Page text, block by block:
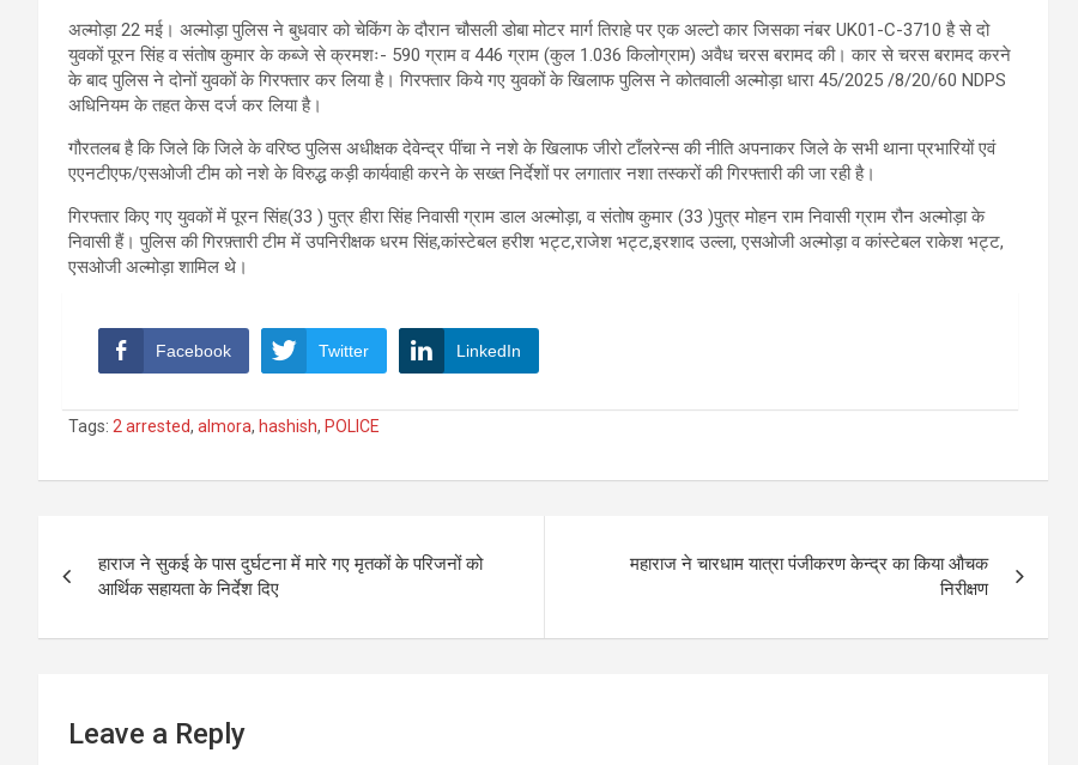
अल्मोड़ा 22 मई। अल्मोड़ा पुलिस ने बुधवार को चेकिंग के दौरान चौसली डोबा मोटर मार्ग तिराहे पर एक अल्टो कार जिसका नंबर UK01-C-3710 है से दो
युवकों पूरन सिंह व संतोष कुमार के कब्जे से क्रमशः- 590 ग्राम व 446 ग्राम (कुल 1.036 किलोग्राम) अवैध चरस बरामद की। कार से चरस बरामद करने
के बाद पुलिस ने दोनों युवकों के गिरफ्तार कर लिया है। गिरफ्तार किये गए युवकों के खिलाफ पुलिस ने कोतवाली अल्मोड़ा धारा 45/2025 /8/20/60 NDPS
अधिनियम के तहत केस दर्ज कर लिया है।
गौरतलब है कि जिले कि जिले के वरिष्ठ पुलिस अधीक्षक देवेन्द्र पींचा ने नशे के खिलाफ जीरो टाँलरेन्स की नीति अपनाकर जिले के सभी थाना प्रभारियों एवं
एएनटीएफ/एसओजी टीम को नशे के विरुद्ध कड़ी कार्यवाही करने के सख्त निर्देशों पर लगातार नशा तस्करों की गिरफ्तारी की जा रही है।
गिरफ्तार किए गए युवकों में पूरन सिंह(33 ) पुत्र हीरा सिंह निवासी ग्राम डाल अल्मोड़ा, व संतोष कुमार (33 )पुत्र मोहन राम निवासी ग्राम रौन अल्मोड़ा के
निवासी हैं। पुलिस की गिरफ़्तारी टीम में उपनिरीक्षक धरम सिंह,कांस्टेबल हरीश भट्ट,राजेश भट्ट,इरशाद उल्ला, एसओजी अल्मोड़ा व कांस्टेबल राकेश भट्ट,
एसओजी अल्मोड़ा शामिल थे।
Facebook Twitter LinkedIn
Tags: 2 arrested, almora, hashish, POLICE
navigation
हाराज ने सुकई के पास दुर्घटना में मारे गए मृतकों के परिजनों को
आर्थिक सहायता के निर्देश दिए
महाराज ने चारधाम यात्रा पंजीकरण केन्द्र का किया औचक
निरीक्षण
Leave a Reply